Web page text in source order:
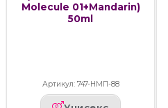
Molecule 01+Mandarin)
50ml
Артикул: 747-НМП-88